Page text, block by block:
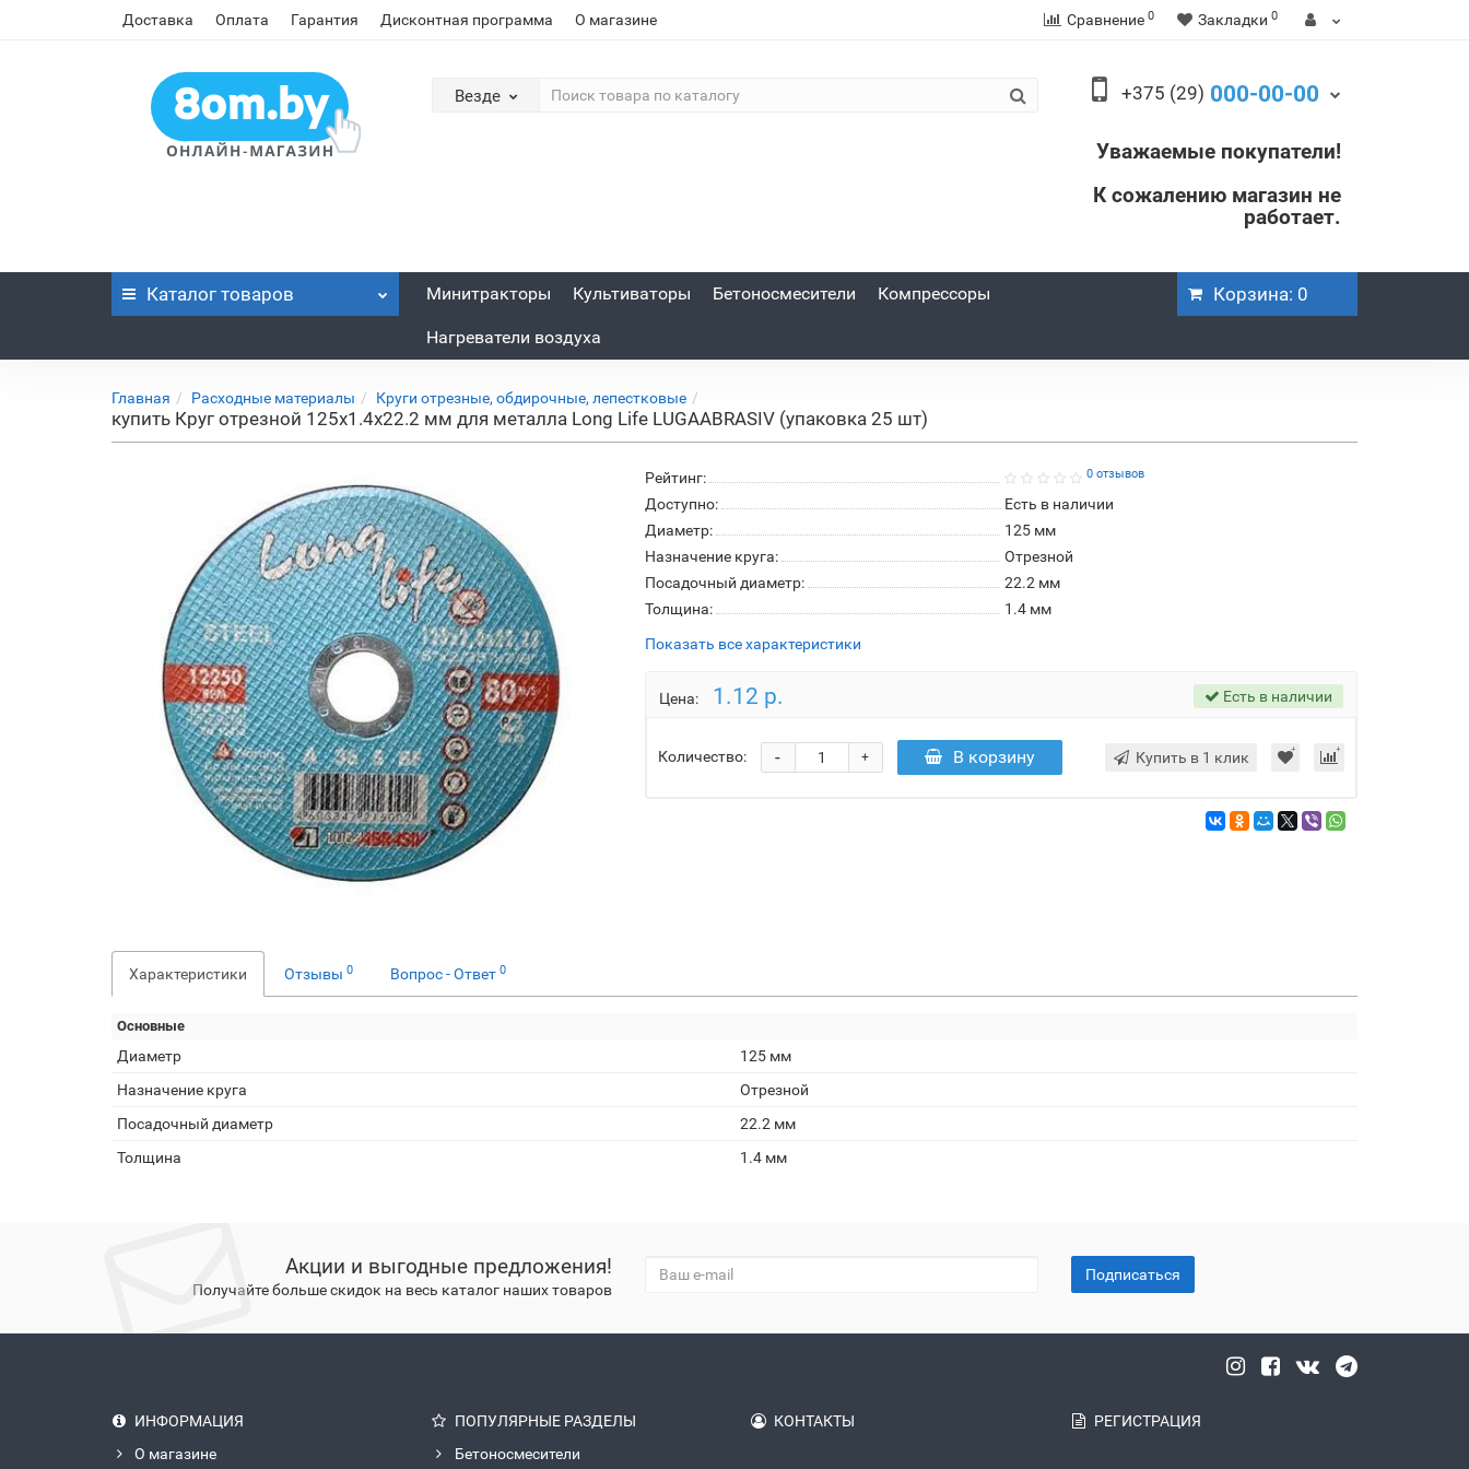
Доставка Оплата Гарантия Дисконтная программа О магазине Сравнение 0 Закладки 0
Везде +375 (29) 000-00-00
Уважаемые покупатели!
К сожалению магазин не
работает.
Каталог товаров Минитракторы Культиваторы Бетоносмесители Компрессоры
Нагреватели воздуха
Корзина: 0
Главная Расходные материалы Круги отрезные, обдирочные, лепестковые
купить Круг отрезной 125х1.4x22.2 мм для металла Long Life LUGAABRASIV (упаковка 25 шт)
Рейтинг: 0 отзывов
Доступно:
Есть в наличии
Диаметр:
125 мм
Назначение круга:
Отрезной
Посадочный диаметр:
22.2 мм
Толщина:
1.4 мм
Показать все характеристики
Цена: 1.12 р. Есть в наличии
Количество: +
- В корзину Купить в 1 клик
Характеристики Отзывы 0 Вопрос - Ответ 0
Основные
Диаметр
125 мм
Назначение круга
Отрезной
Посадочный диаметр
22.2 мм
Толщина
1.4 мм
Акции и выгодные предложения!
Получайте больше скидок на весь каталог наших товаров
Подписаться
ИНФОРМАЦИЯ
О магазине
ПОПУЛЯРНЫЕ РАЗДЕЛЫ
Бетоносмесители
КОНТАКТЫ РЕГИСТРАЦИЯ